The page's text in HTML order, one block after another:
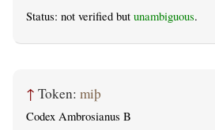
Status: not verified but unambiguous.
↑ Token: miþ
Codex Ambrosianus B